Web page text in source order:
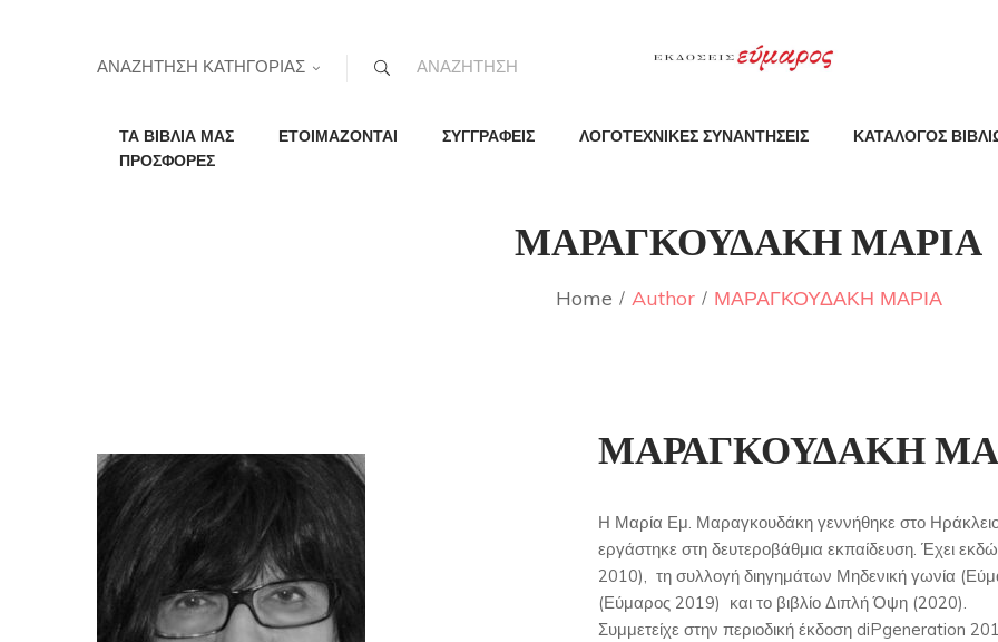
ΑΝΑΖΗΤΗΣΗ ΚΑΤΗΓΟΡΙΑΣ
ΤΑ ΒΙΒΛΙΑ ΜΑΣ ΕΤΟΙΜΑΖΟΝΤΑΙ ΣΥΓΓΡΑΦΕΙΣ ΛΟΓΟΤΕΧΝΙΚΕΣ ΣΥΝΑΝΤΗΣΕΙΣ
ΚΑΤΑΛΟΓΟΣ
ΠΡΟΣΦΟΡΕΣ
ΜΑΡΑΓΚΟΥΔΑΚΗ ΜΑΡΙΑ
Home Author ΜΑΡΑΓΚΟΥΔΑΚΗ ΜΑΡΙΑ
ΜΑΡΑΓΚΟΥΔΑΚΗ
Η Μαρία Εμ. Μαραγκουδάκη γεννήθηκε στο
εργάστηκε στη δευτεροβάθμια εκπαίδευση. Έχει
2010), τη συλλογή διηγημάτων Μηδενική γωνία
(Εύμαρος 2019) και το βιβλίο Διπλή Όψη (2020).
Συμμετείχε στην περιοδική έκδοση diPgeneration